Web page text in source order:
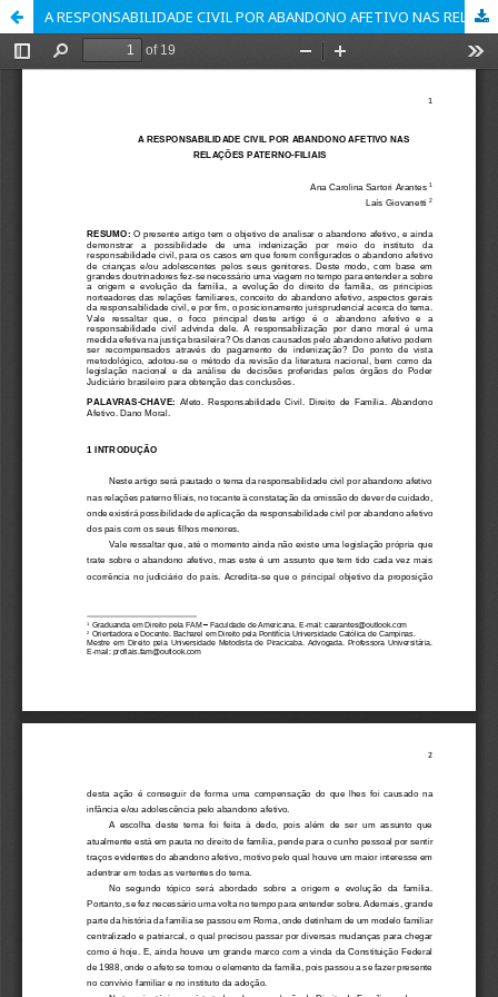
A RESPONSABILIDADE CIVIL POR ABANDONO AFETIVO NAS RELAÇÕES PATERNO-FILIAIS